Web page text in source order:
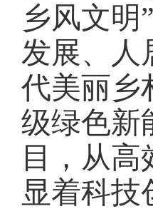
乡风文明
发展、人
代美丽乡
级绿色新
目，从
显着科技